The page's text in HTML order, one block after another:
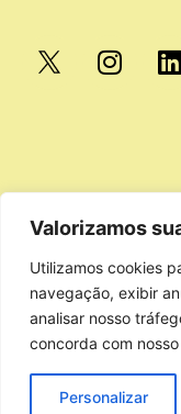
Valorizamos
Utilizamos cookies
navegação, exibir
analisar nosso
concorda com
Personalizar